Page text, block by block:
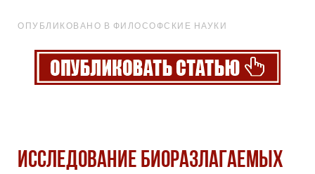
ОПУБЛИКОВАНО В ФИЛОСОФСКИЕ НАУКИ
ИССЛЕДОВАНИЕ БИОРАЗЛАГАЕМЫХ